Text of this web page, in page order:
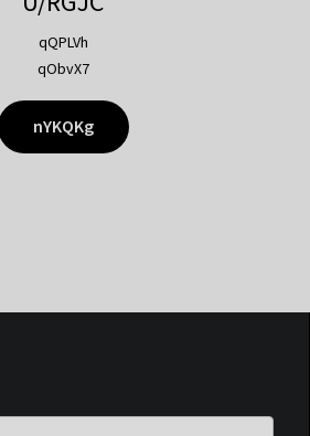
qQPLVh
qObvX7
nYKQKg